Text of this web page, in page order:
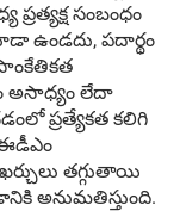
సంబంధం
ఉండదు, పదార్థం
అసాధ్యం లేదా
ప్రత్యేకత కలిగి
తగ్గుతాయి
అనుమతిస్తుంది.